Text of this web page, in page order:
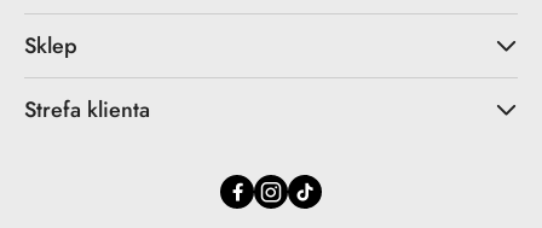
Sklep
Strefa klienta